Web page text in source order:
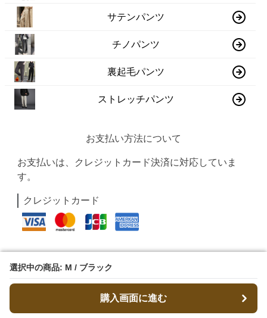
選択中の商品: M / ブラック
購入画面に進む
選択中の商品: M / ブラック
購入画面に進む
サテンパンツ
チノパンツ
裏起毛パンツ
ストレッチパンツ
お支払い方法について
お支払いは、クレジットカード決済に対応していま
す。
クレジットカード